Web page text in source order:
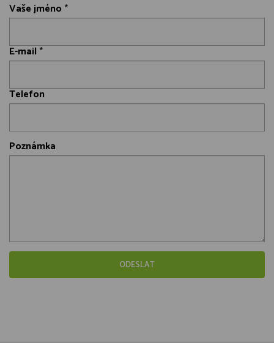
Vaše jméno *
E-mail *
Telefon
Poznámka